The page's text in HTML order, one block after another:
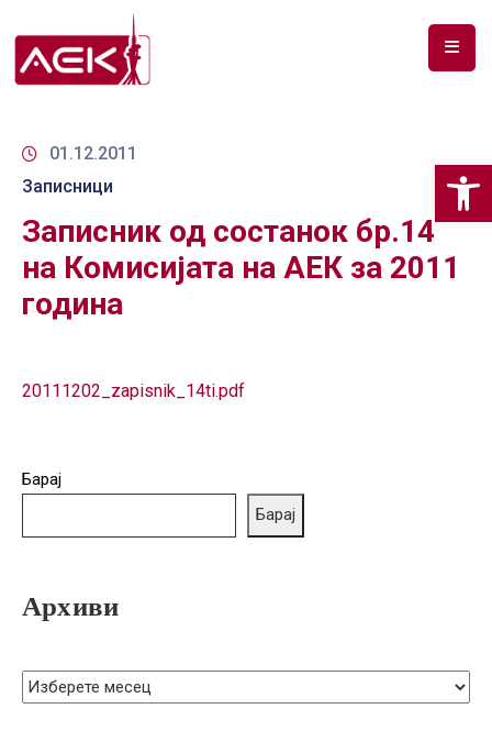
ЗА
ДОКУМЕНТИ
РФ
СПЕКТАР
АНАЛИЗА
ГРИЖА
ЈАВНИ
01.12.2011
Записници
Записник од состанок бр.14
на Комисијата на АЕК за 2011
година
20111202_zapisnik_14ti.pdf
Барај
Барај
Архиви